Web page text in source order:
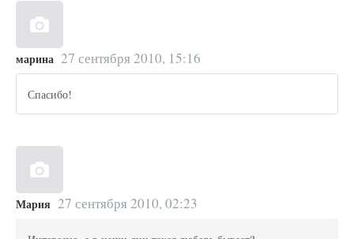
марина 27 сентября 2010, 15:16
Спасибо!
Мария 27 сентября 2010, 02:23